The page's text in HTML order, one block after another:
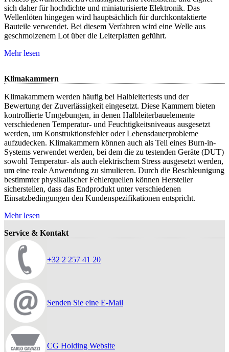
sich daher für hochdichte und miniaturisierte Elektronik. Das
Wellenlöten hingegen wird hauptsächlich für durchkontaktierte
Bauteile verwendet. Bei diesem Verfahren wird eine Welle aus
geschmolzenem Lot über die Leiterplatten geführt.
Mehr lesen
Klimakammern
Klimakammern werden häufig bei Halbleitertests und der
Bewertung der Zuverlässigkeit eingesetzt. Diese Kammern bieten
kontrollierte Umgebungen, in denen Halbleiterbauelemente
verschiedenen Temperatur- und Feuchtigkeitsniveaus ausgesetzt
werden, um Konstruktionsfehler oder Lebensdauerprobleme
aufzudecken. Klimakammern können auch als Teil eines Burn-in-
Systems verwendet werden, bei dem die zu testenden Geräte (DUT)
sowohl Temperatur- als auch elektrischem Stress ausgesetzt werden,
um eine reale Anwendung zu simulieren. Durch die Beschleunigung
bestimmter physikalischer Fehlerquellen können Hersteller
sicherstellen, dass das Endprodukt unter verschiedenen
Einsatzbedingungen den Kundenspezifikationen entspricht.
Mehr lesen
Service & Kontakt
+32 2 257 41 20
Senden Sie eine E-Mail
CG Holding Website